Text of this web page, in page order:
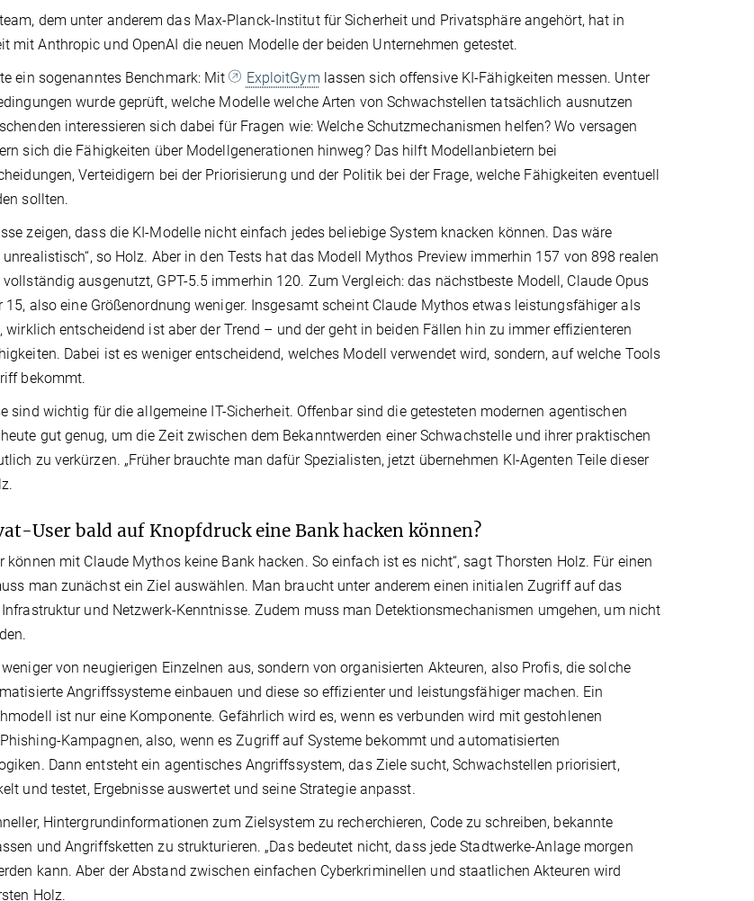
dem unter anderem das Max-Planck-Institut für Sicherheit und Privatsphäre angehört, hat in
mit Anthropic und OpenAI die neuen Modelle der beiden Unternehmen getestet.
ein sogenanntes Benchmark: Mit
ExploitGym lassen sich offensive KI-Fähigkeiten messen. Unter
wurde geprüft, welche Modelle welche Arten von Schwachstellen tatsächlich ausnutzen
interessieren sich dabei für Fragen wie: Welche Schutzmechanismen helfen? Wo versagen
sich die Fähigkeiten über Modellgenerationen hinweg? Das hilft Modellanbietern bei
Verteidigern bei der Priorisierung und der Politik bei der Frage, welche Fähigkeiten eventuell
sollten.
zeigen, dass die KI-Modelle nicht einfach jedes beliebige System knacken können. Das wäre
so Holz. Aber in den Tests hat das Modell Mythos Preview immerhin 157 von 898 realen
ausgenutzt, GPT-5.5 immerhin 120. Zum Vergleich: das nächstbeste Modell, Claude Opus
15, also eine Größenordnung weniger. Insgesamt scheint Claude Mythos etwas leistungsfähiger als
wirklich entscheidend ist aber der Trend – und der geht in beiden Fällen hin zu immer effizienteren
Dabei ist es weniger entscheidend, welches Modell verwendet wird, sondern, auf welche Tools
bekommt.
sind wichtig für die allgemeine IT-Sicherheit. Offenbar sind die getesteten modernen agentischen
gut genug, um die Zeit zwischen dem Bekanntwerden einer Schwachstelle und ihrer praktischen
zu verkürzen. „Früher brauchte man dafür Spezialisten, jetzt übernehmen KI-Agenten Teile dieser
User bald auf Knopfdruck eine Bank hacken können?
können mit Claude Mythos keine Bank hacken. So einfach ist es nicht“, sagt Thorsten Holz. Für einen
man zunächst ein Ziel auswählen. Man braucht unter anderem einen initialen Zugriff auf das
und Netzwerk-Kenntnisse. Zudem muss man Detektionsmechanismen umgehen, um nicht
von neugierigen Einzelnen aus, sondern von organisierten Akteuren, also Profis, die solche
Angriffssysteme einbauen und diese so effizienter und leistungsfähiger machen. Ein
ist nur eine Komponente. Gefährlich wird es, wenn es verbunden wird mit gestohlenen
Kampagnen, also, wenn es Zugriff auf Systeme bekommt und automatisierten
Dann entsteht ein agentisches Angriffssystem, das Ziele sucht, Schwachstellen priorisiert,
und testet, Ergebnisse auswertet und seine Strategie anpasst.
Hintergrundinformationen zum Zielsystem zu recherchieren, Code zu schreiben, bekannte
und Angriffsketten zu strukturieren. „Das bedeutet nicht, dass jede Stadtwerke-Anlage morgen
kann. Aber der Abstand zwischen einfachen Cyberkriminellen und staatlichen Akteuren wird
Holz.